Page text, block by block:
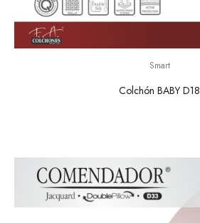
Smart
Colchón BABY D18